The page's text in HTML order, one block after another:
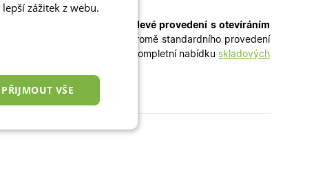
levé provedení s otevíráním
bez dlouhého čekání. Kromě standardního provedení
– kompletní nabídku skladových
zážitek z webu.
PŘIJMOUT VŠE
Funkční cookies